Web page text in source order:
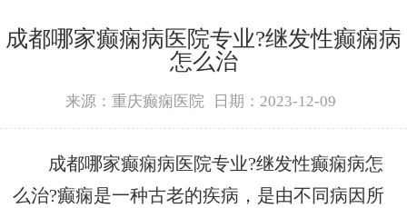
成都哪家癫痫病医院专业?继发性癫痫病
怎么治
来源：重庆癫痫医院 日期：2023-12-09
成都哪家癫痫病医院专业?继发性癫痫病怎
么治?癫痫是一种古老的疾病，是由不同病因所